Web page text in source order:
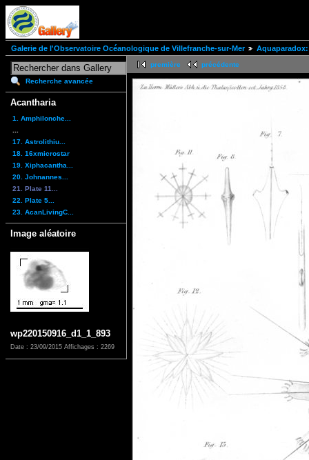
Galerie de l'Observatoire Océanologique de Villefranche-sur-Mer
Recherche avancée
Acantharia
1. Amphilonche...
17. Astrolithiu...
18. 16xmicrostar
19. Xiphacantha...
20. Johnannes...
21. Plate 11...
22. Plate 5...
23. AcanLivingC...
Image aléatoire
wp220150916_d1_1_893
Date : 23/09/2015 Affichages : 2269
première précédente